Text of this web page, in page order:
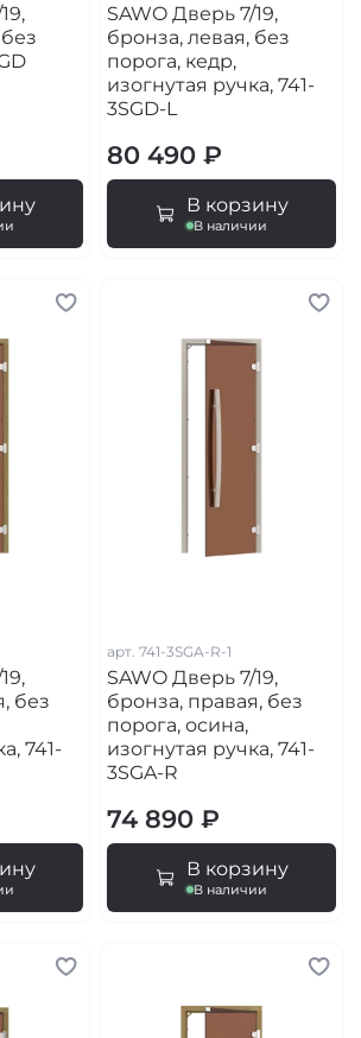
SAWO Дверь 7/19,
бронза, левая, без
порога, кедр,
изогнутая ручка, 741-
3SGD-L
80 490 ₽
В корзину
В наличии
без
741-
арт. 741-3SGA-R-1
SAWO Дверь 7/19,
бронза, правая, без
порога, осина,
изогнутая ручка, 741-
3SGA-R
74 890 ₽
В корзину
В наличии